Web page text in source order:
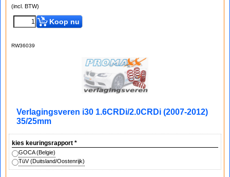
(incl. BTW)
Koop nu
RW36039
Verlagingsveren i30 1.6CRDi/2.0CRDi (2007-2012)
35/25mm
kies keuringsrapport *
GOCA (Belgie)
TüV (Duitsland/Oostenrijk)